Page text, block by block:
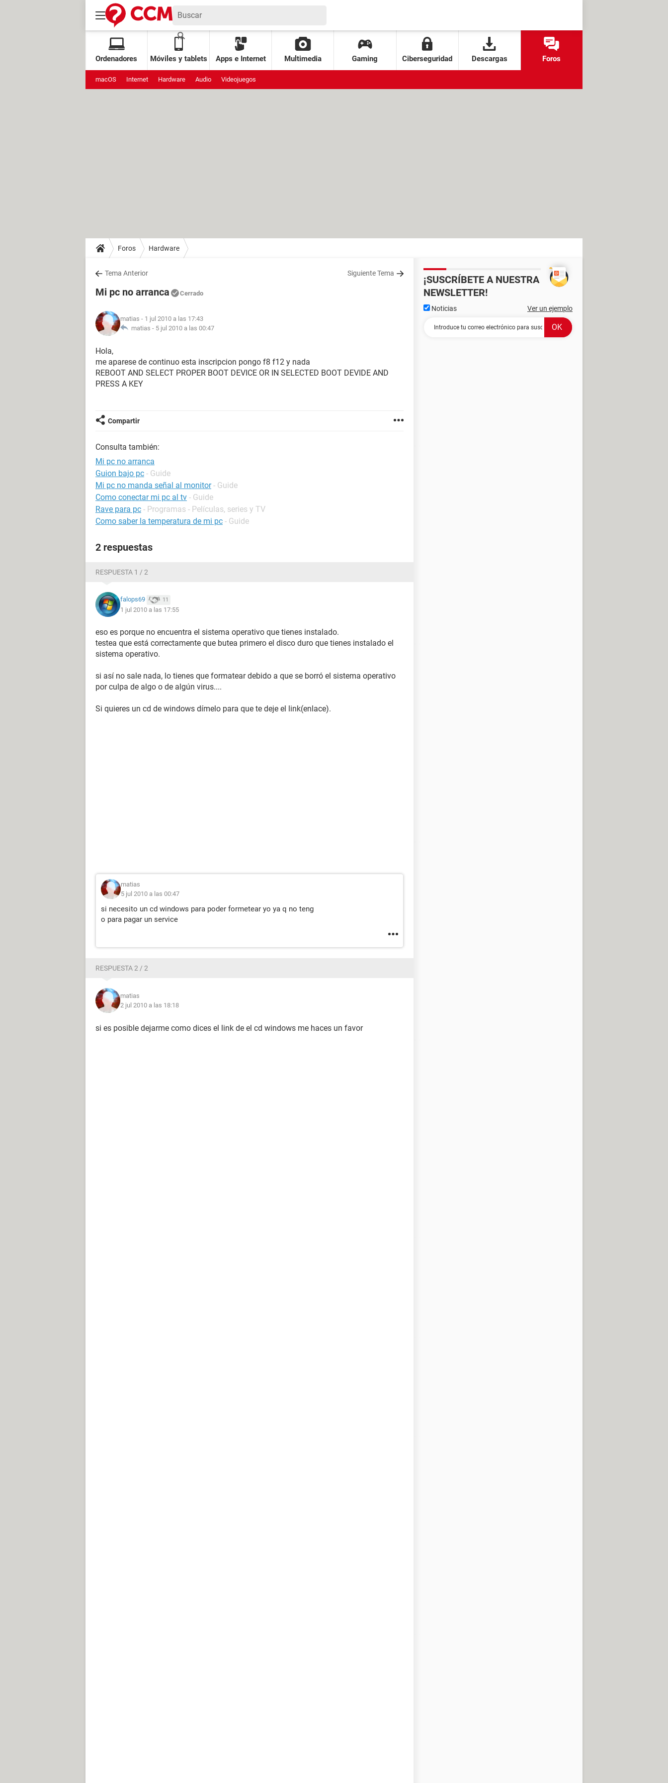
Ordenadores Móviles y tablets Apps e Internet Multimedia Gaming Ciberseguridad Descargas Foros
macOS Internet Hardware Audio Videojuegos
Foros Hardware
Tema Anterior Siguiente Tema
Mi pc no arranca Cerrado
matias - 1 jul 2010 a las 17:43
matias - 5 jul 2010 a las 00:47
Hola,
me aparese de continuo esta inscripcion pongo f8 f12 y nada
REBOOT AND SELECT PROPER BOOT DEVICE OR IN SELECTED BOOT DEVIDE AND
PRESS A KEY
Compartir
Consulta también:
Mi pc no arranca
Guion bajo pc - Guide
Mi pc no manda señal al monitor - Guide
Como conectar mi pc al tv - Guide
Rave para pc - Programas - Películas, series y TV
Como saber la temperatura de mi pc - Guide
2 respuestas
RESPUESTA 1 / 2
falops69 11
1 jul 2010 a las 17:55
eso es porque no encuentra el sistema operativo que tienes instalado.
testea que está correctamente que butea primero el disco duro que tienes instalado el
sistema operativo.
si así no sale nada, lo tienes que formatear debido a que se borró el sistema operativo
por culpa de algo o de algún virus....
Si quieres un cd de windows dímelo para que te deje el link(enlace).
matias
5 jul 2010 a las 00:47
si necesito un cd windows para poder formetear yo ya q no teng
o para pagar un service
RESPUESTA 2 / 2
matias
2 jul 2010 a las 18:18
si es posible dejarme como dices el link de el cd windows me haces un favor
¡SUSCRÍBETE A NUESTRA
NEWSLETTER!
Noticias Ver un ejemplo